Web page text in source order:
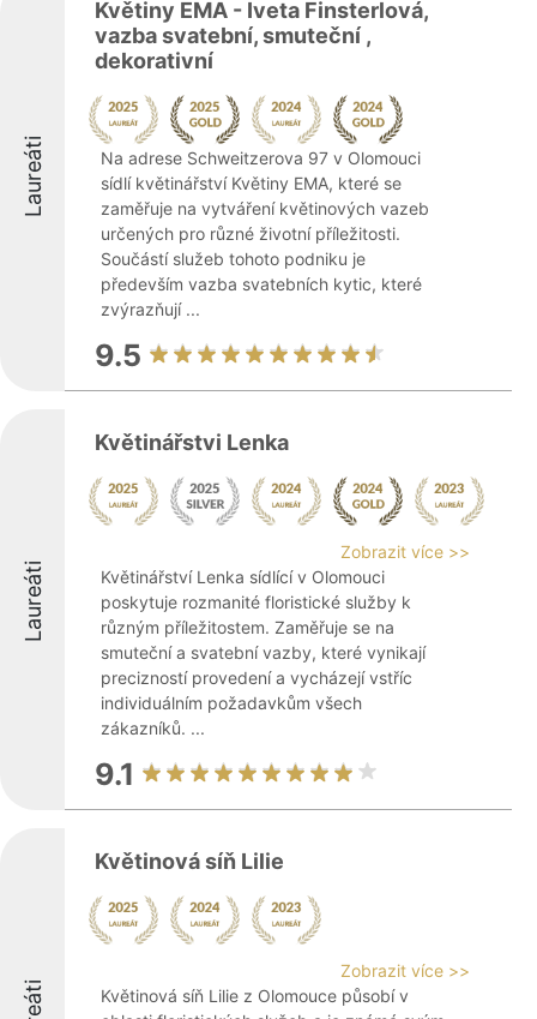
Laureáti
Květiny EMA - Iveta Finsterlová,
vazba svatební, smuteční ,
dekorativní
Na adrese Schweitzerova 97 v Olomouci
sídlí květinářství Květiny EMA, které se
zaměřuje na vytváření květinových vazeb
určených pro různé životní příležitosti.
Součástí služeb tohoto podniku je
především vazba svatebních kytic, které
zvýrazňují ...
9.5
Laureáti
Květinářstvi Lenka
Zobrazit více >>
Květinářství Lenka sídlící v Olomouci
poskytuje rozmanité floristické služby k
různým příležitostem. Zaměřuje se na
smuteční a svatební vazby, které vynikají
precizností provedení a vycházejí vstříc
individuálním požadavkům všech
zákazníků. ...
9.1
Květinová síň Lilie
Zobrazit více >>
Květinová síň Lilie z Olomouce působí v